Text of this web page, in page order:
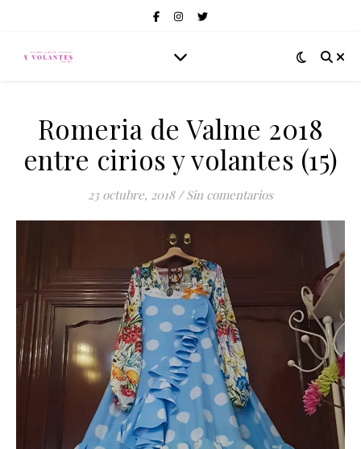
Romeria de Valme 2018
entre cirios y volantes (15)
23 octubre, 2018 / Sin comentarios